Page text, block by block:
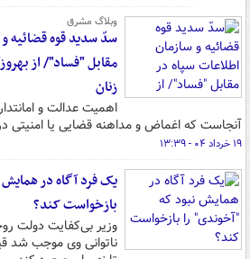
وبلاگ مشرق
سدّ سدید قوه قضائیه
مقابل "فساد"/ از
زنان
اهمیت عدالت و
آنجاست که اغماض و مداهنه قضایی یا
۱۹ خرداد ۰۴ - ۱۳:۳۹
یک فرد آگاه در
بازخواست کند؟
وزیر بی‌کفایت دولت
ناتوانی وی موجب شد